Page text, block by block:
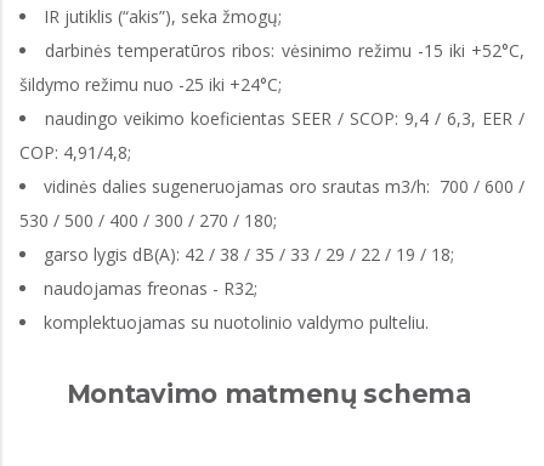
IR jutiklis (“akis”), seka žmogų;
darbinės temperatūros ribos: vėsinimo režimu -15 iki +52°C,
šildymo režimu nuo -25 iki +24°C;
naudingo veikimo koeficientas SEER / SCOP: 9,4 / 6,3, EER /
COP: 4,91/4,8;
vidinės dalies sugeneruojamas oro srautas m3/h: 700 / 600 /
530 / 500 / 400 / 300 / 270 / 180;
garso lygis dB(A): 42 / 38 / 35 / 33 / 29 / 22 / 19 / 18;
naudojamas freonas - R32;
komplektuojamas su nuotolinio valdymo pulteliu.
Montavimo matmenų schema